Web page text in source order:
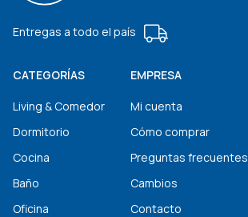
Entregas a todo el país
CATEGORÍAS
Living & Comedor
Dormitorio
Cocina
Baño
Oficina
EMPRESA
Mi cuenta
Cómo comprar
Preguntas frecuentes
Cambios
Contacto